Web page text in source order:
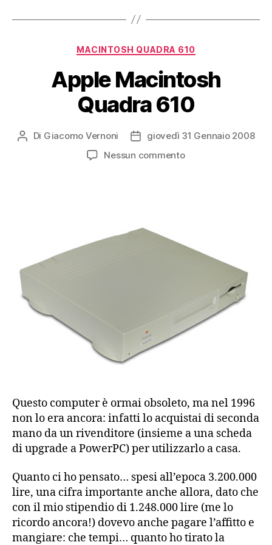
Categorie
MACINTOSH QUADRA 610
Apple Macintosh
Quadra 610
Autore
Di Giacomo Vernoni
Data
dell'articolo
giovedì 31 Gennaio 2008
Nessun commentosu
Questo computer è ormai obsoleto, ma nel 1996
non lo era ancora: infatti lo acquistai di seconda
mano da un rivenditore (insieme a una scheda
di upgrade a PowerPC) per utilizzarlo a casa.
Quanto ci ho pensato… spesi all’epoca 3.200.000
lire, una cifra importante anche allora, dato che
con il mio stipendio di 1.248.000 lire (me lo
ricordo ancora!) dovevo anche pagare l’affitto e
mangiare: che tempi… quanto ho tirato la